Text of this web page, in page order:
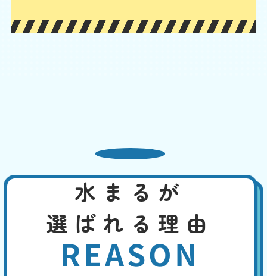
た、などの原因が考えられます。
便座の交換・取付け
基本料
EB
限
定
割
引
8,800
合計 8,800
長い年月使用していると、本体の黄ばみや掃除しても取れない臭いなど
が生じます。便座の割れ、ウォシュレットの故障などの致命的な故障に
水まるが
選ばれる理由
REASON